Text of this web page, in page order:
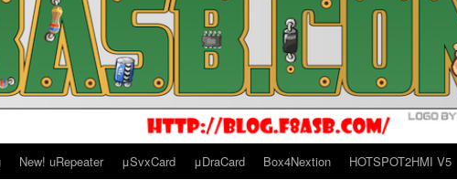
New! uRepeater μSvxCard μDraCard Box4Nextion HOTSPOT2HMI V5